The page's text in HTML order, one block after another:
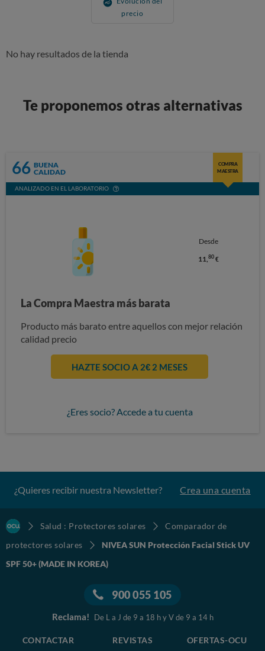
precio
No hay resultados de la tienda
Te proponemos otras alternativas
66 BUENA
CALIDAD
COMPRA
MAESTRA
ANALIZADO EN EL LABORATORIO
Desde
11, 80€
La Compra Maestra más barata
Producto más barato entre aquellos con mejor relación
calidad precio
HAZTE SOCIO A 2€ 2 MESES
¿Eres socio? Accede a tu cuenta
¿Quieres recibir nuestra Newsletter? Crea una cuenta
Salud : Protectores solares
Comparador de
protectores solares
NIVEA SUN Protección Facial Stick UV
SPF 50+ (MADE IN KOREA)
900 055 105
Reclama! De L a J de 9 a 18 h y V de 9 a 14 h
CONTACTAR REVISTAS OFERTAS-OCU